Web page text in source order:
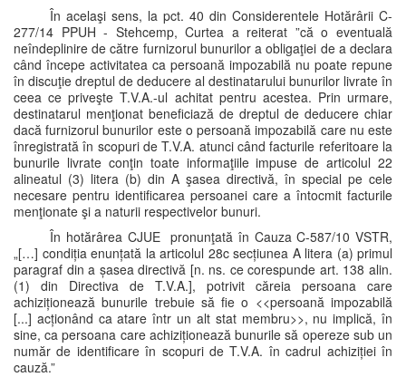
În acelaşi sens, la pct. 40 din Considerentele Hotărârii C-
277/14 PPUH - Stehcemp, Curtea a reiterat ”că o eventuală
neîndeplinire de către furnizorul bunurilor a obligaţiei de a declara
când începe activitatea ca persoană impozabilă nu poate repune
în discuţie dreptul de deducere al destinatarului bunurilor livrate în
ceea ce priveşte T.V.A.-ul achitat pentru acestea. Prin urmare,
destinatarul menţionat beneficiază de dreptul de deducere chiar
dacă furnizorul bunurilor este o persoană impozabilă care nu este
înregistrată în scopuri de T.V.A. atunci când facturile referitoare la
bunurile livrate conţin toate informaţiile impuse de articolul 22
alineatul (3) litera (b) din A şasea directivă, în special pe cele
necesare pentru identificarea persoanei care a întocmit facturile
menţionate şi a naturii respectivelor bunuri.
În hotărârea CJUE pronunţată în Cauza C-587/10 VSTR,
„[…] condiția enunțată la articolul 28c secțiunea A litera (a) primul
paragraf din a șasea directivă [n. ns. ce corespunde art. 138 alin.
(1) din Directiva de T.V.A.], potrivit căreia persoana care
achiziționează bunurile trebuie să fie o <<persoană impozabilă
[...] acționând ca atare într un alt stat membru>>, nu implică, în
sine, ca persoana care achiziționează bunurile să opereze sub un
număr de identificare în scopuri de T.V.A. în cadrul achiziției în
cauză.”